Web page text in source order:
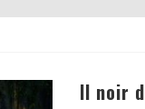
Il noir